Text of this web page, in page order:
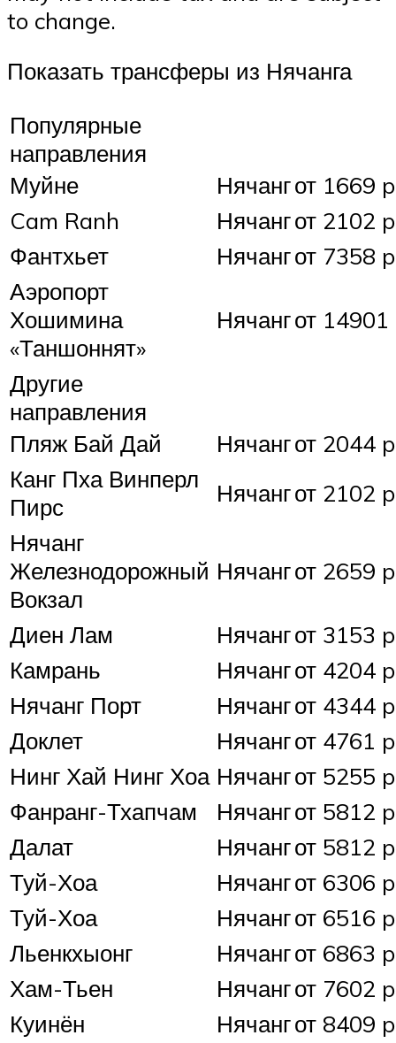
to change.
Показать трансферы из Нячанга
Популярные
направления
Муйне
Нячангот 1669
Cam Ranh
Нячангот 2102
Фантхьет
Нячангот 7358
Аэропорт
Хошимина
«Таншоннят»
Нячангот 14901
Другие
направления
Пляж Бай Дай
Нячангот 2044
Канг Пха Винперл
Пирс
Нячангот 2102
Нячанг
Железнодорожный
Вокзал
Нячангот 2659
Диен Лам Нячангот 3153
Камрань
Нячангот 4204
Нячанг Порт
Нячангот 4344
Доклет
Нячангот 4761
Нинг Хай Нинг Хоа Нячангот 5255
Фанранг-Тхапчам
Нячангот 5812
Далат
Нячангот 5812
Туй-Хоа
Нячангот 6306
Туй-Хоа
Нячангот 6516
Льенкхыонг
Нячангот 6863
Хам-Тьен
Нячангот 7602
Куинён
Нячангот 8409